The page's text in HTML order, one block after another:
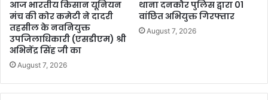
आज भारतीय किसान यूनियन
मंच की कोर कमेटी ने दादरी
तहसील के नवनियुक्त
उपजिलाधिकारी (एसडीएम) श्री
अभिनेंद्र सिंह जी का
August 7, 2026
थाना दनकौर पुलिस द्वारा 01
वांछित अभियुक्त गिरफ्तार
August 7, 2026